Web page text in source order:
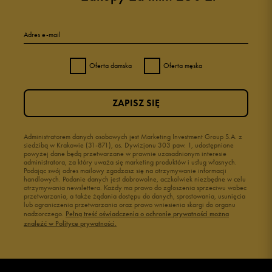
Adres e-mail
Oferta damska Oferta męska
Administratorem danych osobowych jest Marketing Investment Group S.A. z
siedzibą w Krakowie (31-871), os. Dywizjonu 303 paw. 1, udostępnione
powyżej dane będą przetwarzane w prawnie uzasadnionym interesie
administratora, za który uważa się marketing produktów i usług własnych.
Podając swój adres mailowy zgadzasz się na otrzymywanie informacji
handlowych. Podanie danych jest dobrowolne, aczkolwiek niezbędne w celu
otrzymywania newslettera. Każdy ma prawo do zgłoszenia sprzeciwu wobec
przetwarzania, a także żądania dostępu do danych, sprostowania, usunięcia
lub ograniczenia przetwarzania oraz prawo wniesienia skargi do organu
nadzorczego. Pełną treść oświadczenia o ochronie prywatności można
znaleźć w Polityce prywatności.
ZAPISZ SIĘ